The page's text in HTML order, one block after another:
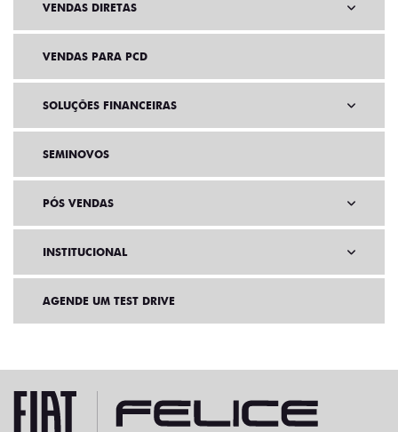
VENDAS DIRETAS
VENDAS PARA PCD
SOLUÇÕES FINANCEIRAS
SEMINOVOS
PÓS VENDAS
INSTITUCIONAL
AGENDE UM TEST DRIVE